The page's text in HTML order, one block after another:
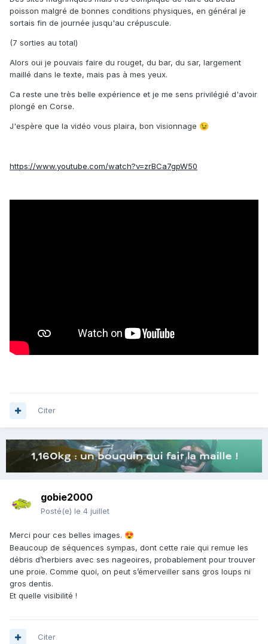
poisson malgré de bonnes conditions physiques, en général je
sortais fin de journée jusqu'au crépuscule.
(7 sorties au total)
Alors oui je pouvais faire du rouget, du bar, du sar, largement
maillé dans le texte, mais pas à mes yeux.
Ca reste une très belle expérience et je me sens privilégié d'avoir
plongé en Corse.
J'espère que la vidéo vous plaira, bon visionnage 😉
https://www.youtube.com/watch?v=zrBCa7gpW50
Citer
gobie2000
Posté(e) le 4 juillet
Merci pour ces belles images. 😍
Beaucoup de séquences sympas, dont cette raie qui remue les
débris d’herbiers avec ses nageoires, probablement pour trouver
une proie. Comme quoi, on peut s’émerveiller sans gros loups ni
gros dentis.
Et quelle visibilité !
Citer